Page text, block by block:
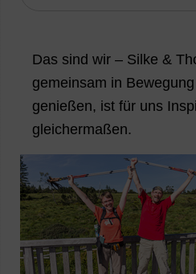
Das sind wir – Silke &
gemeinsam in
genießen, ist für uns
gleichermaßen.